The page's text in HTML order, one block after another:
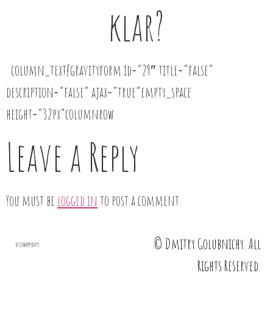
klar?
column_text[gravityform id=”29″ title=”false”
description=”false” ajax=”true”empty_space
height=”32px”columnrow
Leave a Reply
You must be logged into post a comment.
© Dmitry Golubnichy. All
Rights Reserved.